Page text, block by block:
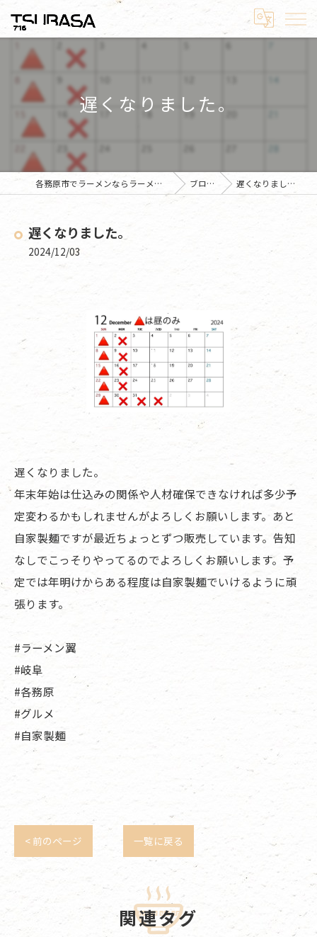
遅くなりました。
各務原市でラーメンならラーメン翼 ブログ 遅くなりました。
遅くなりました。
2024/12/03
遅くなりました。
年末年始は仕込みの関係や人材確保できなければ多少予
定変わるかもしれませんがよろしくお願いします。あと
自家製麺ですが最近ちょっとずつ販売しています。告知
なしでこっそりやってるのでよろしくお願いします。予
定では年明けからある程度は自家製麺でいけるように頑
張ります。
#ラーメン翼
#岐阜
#各務原
#グルメ
#自家製麺
< 前のページ 一覧に戻る
関連タグ